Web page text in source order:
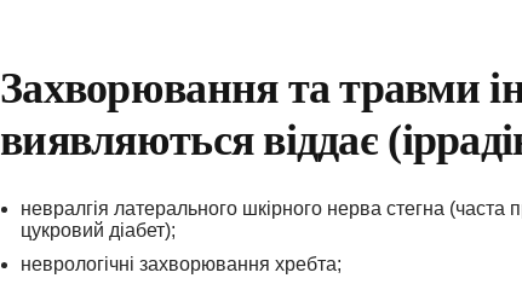
Захворювання та травми
виявляються віддає
невралгія латерального шкірного нерва стегна (часта
цукровий діабет);
неврологічні захворювання хребта;